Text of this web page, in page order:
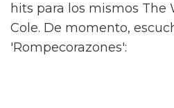
hits para los mismos The
Cole. De momento,
'Rompecorazones':